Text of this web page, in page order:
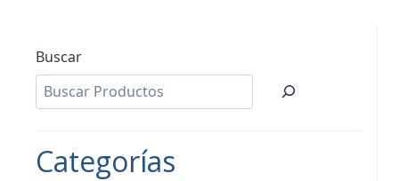
Buscar
Categorías